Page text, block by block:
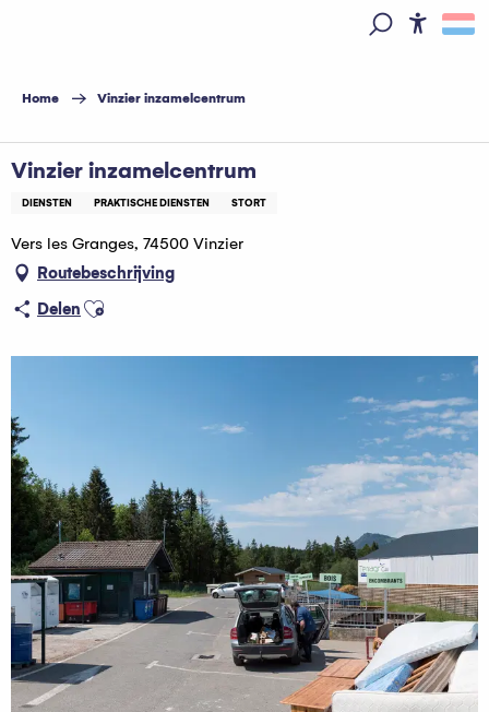
principal
Home Vinzier inzamelcentrum
Vinzier inzamelcentrum
DIENSTEN PRAKTISCHE DIENSTEN STORT
Vers les Granges, 74500 Vinzier
Routebeschrijving
Delen Ajouter aux favoris